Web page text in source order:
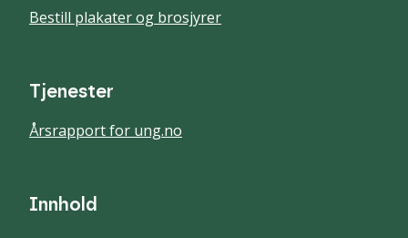
Bestill plakater og brosjyrer
Tjenester
Årsrapport for ung.no
Innhold